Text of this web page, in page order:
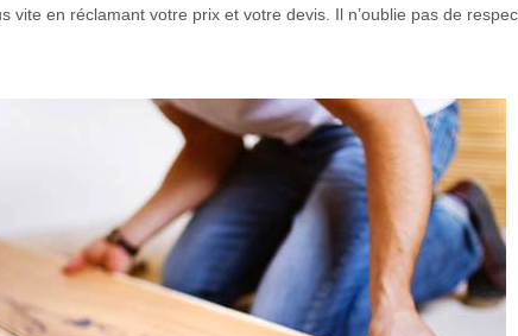
vite en réclamant votre prix et votre devis. Il n’oublie pas de